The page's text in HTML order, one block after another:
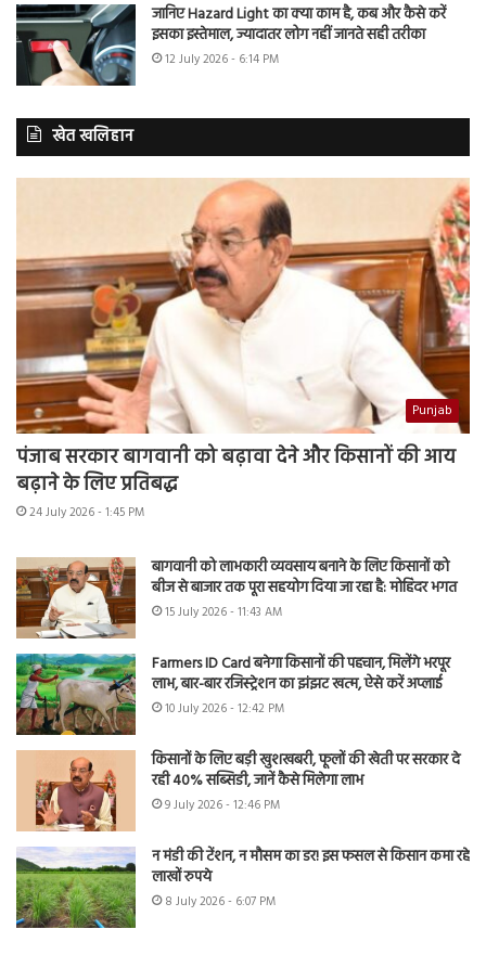
जानिए Hazard Light का क्या काम है, कब और कैसे करें
इसका इस्तेमाल, ज्यादातर लोग नहीं जानते सही तरीका
12 July 2026 - 6:14 PM
खेत खलिहान
Punjab
पंजाब सरकार बागवानी को बढ़ावा देने और किसानों की आय
बढ़ाने के लिए प्रतिबद्ध
24 July 2026 - 1:45 PM
बागवानी को लाभकारी व्यवसाय बनाने के लिए किसानों को
बीज से बाजार तक पूरा सहयोग दिया जा रहा है: मोहिंदर भगत
15 July 2026 - 11:43 AM
Farmers ID Card बनेगा किसानों की पहचान, मिलेंगे भरपूर
लाभ, बार-बार रजिस्ट्रेशन का झंझट खत्म, ऐसे करें अप्लाई
10 July 2026 - 12:42 PM
किसानों के लिए बड़ी खुशखबरी, फूलों की खेती पर सरकार दे
रही 40% सब्सिडी, जानें कैसे मिलेगा लाभ
9 July 2026 - 12:46 PM
न मंडी की टेंशन, न मौसम का डर! इस फसल से किसान कमा रहे
लाखों रुपये
8 July 2026 - 6:07 PM